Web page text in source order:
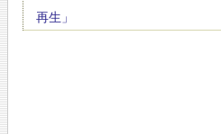
再生」